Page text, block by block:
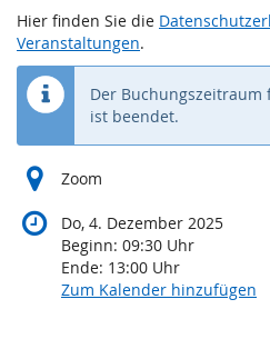
Hier finden Sie die
Veranstaltungen.
Der
ist beendet.
Zoom
Do, 4. Dezember 2025
Beginn: 09:30 Uhr
Ende: 13:00 Uhr
Zum Kalender hinzufügen